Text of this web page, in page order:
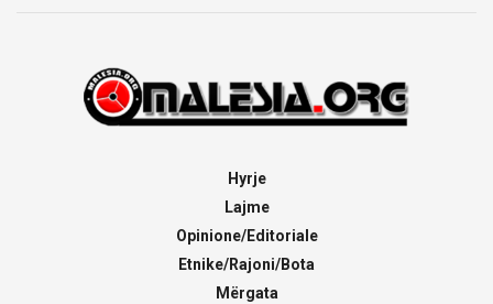
Hyrje
Lajme
Opinione/Editoriale
Etnike/Rajoni/Bota
Mërgata